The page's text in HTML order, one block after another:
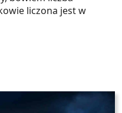
liczona jest w